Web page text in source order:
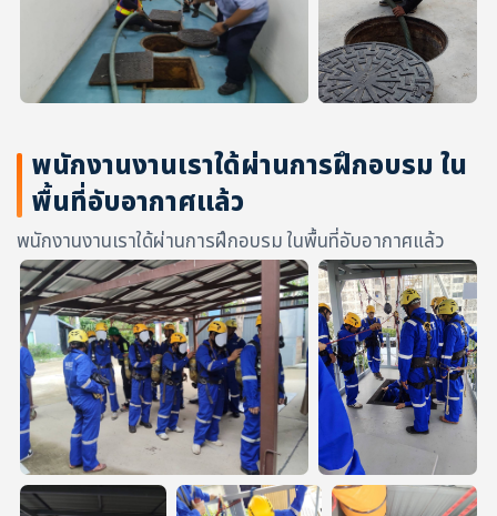
พนักงานงานเราใด้ผ่านการฝึกอบรม ใน
พื้นที่อับอากาศแล้ว
พนักงานงานเราใด้ผ่านการฝึกอบรม ในพื้นที่อับอากาศแล้ว